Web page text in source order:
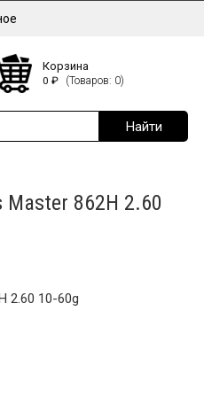
Корзина
0 ₽ (Товаров: 0)
862H 2.60
2.60 10-60g